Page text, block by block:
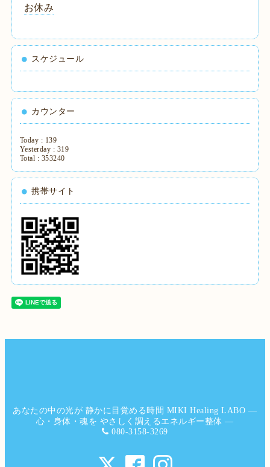
お休み
スケジュール
カウンター
Today : 139
Yesterday : 319
Total : 353240
携帯サイト
あなたの中の光が 静かに目覚める時間 MIKI Healing LABO ―
心・身体・魂を やさしく調えるエネルギー整体 ―
080-3158-3269